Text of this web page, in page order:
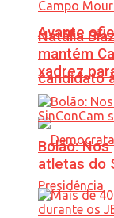
Avante
candidato
Natália
mantém
xadrez
Bolão:
atletas do